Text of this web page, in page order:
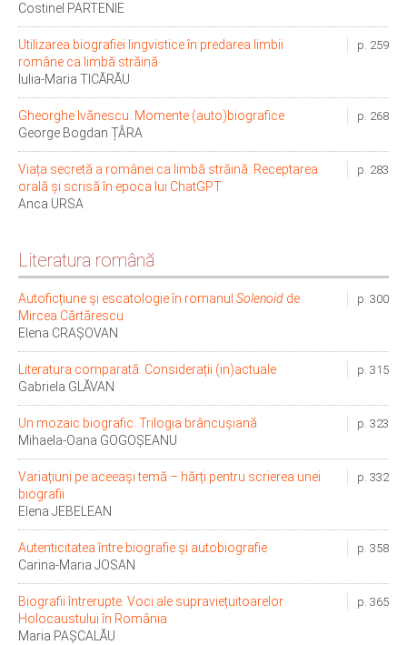
Costinel PARTENIE
p. 259
Utilizarea biografiei lingvistice în predarea limbii
române ca limbă străină
Iulia-Maria TICĂRĂU
p. 268
Gheorghe Ivănescu. Momente (auto)biografice
George Bogdan ȚÂRA
p. 283
Viața secretă a românei ca limbă străină. Receptarea
orală și scrisă în epoca lui ChatGPT
Anca URSA
Literatura română
p. 300
Autoficțiune și escatologie în romanul Solenoid de
Mircea Cărtărescu
Elena CRAȘOVAN
p. 315
Literatura comparată. Considerații (in)actuale
Gabriela GLĂVAN
p. 323
Un mozaic biografic. Trilogia brâncușiană
Mihaela-Oana GOGOȘEANU
p. 332
Variațiuni pe aceeași temă – hărți pentru scrierea unei
biografii
Elena JEBELEAN
p. 358
Autenticitatea între biografie și autobiografie
Carina-Maria JOSAN
p. 365
Biografii întrerupte. Voci ale supraviețuitoarelor
Holocaustului în România
Maria PAȘCALĂU